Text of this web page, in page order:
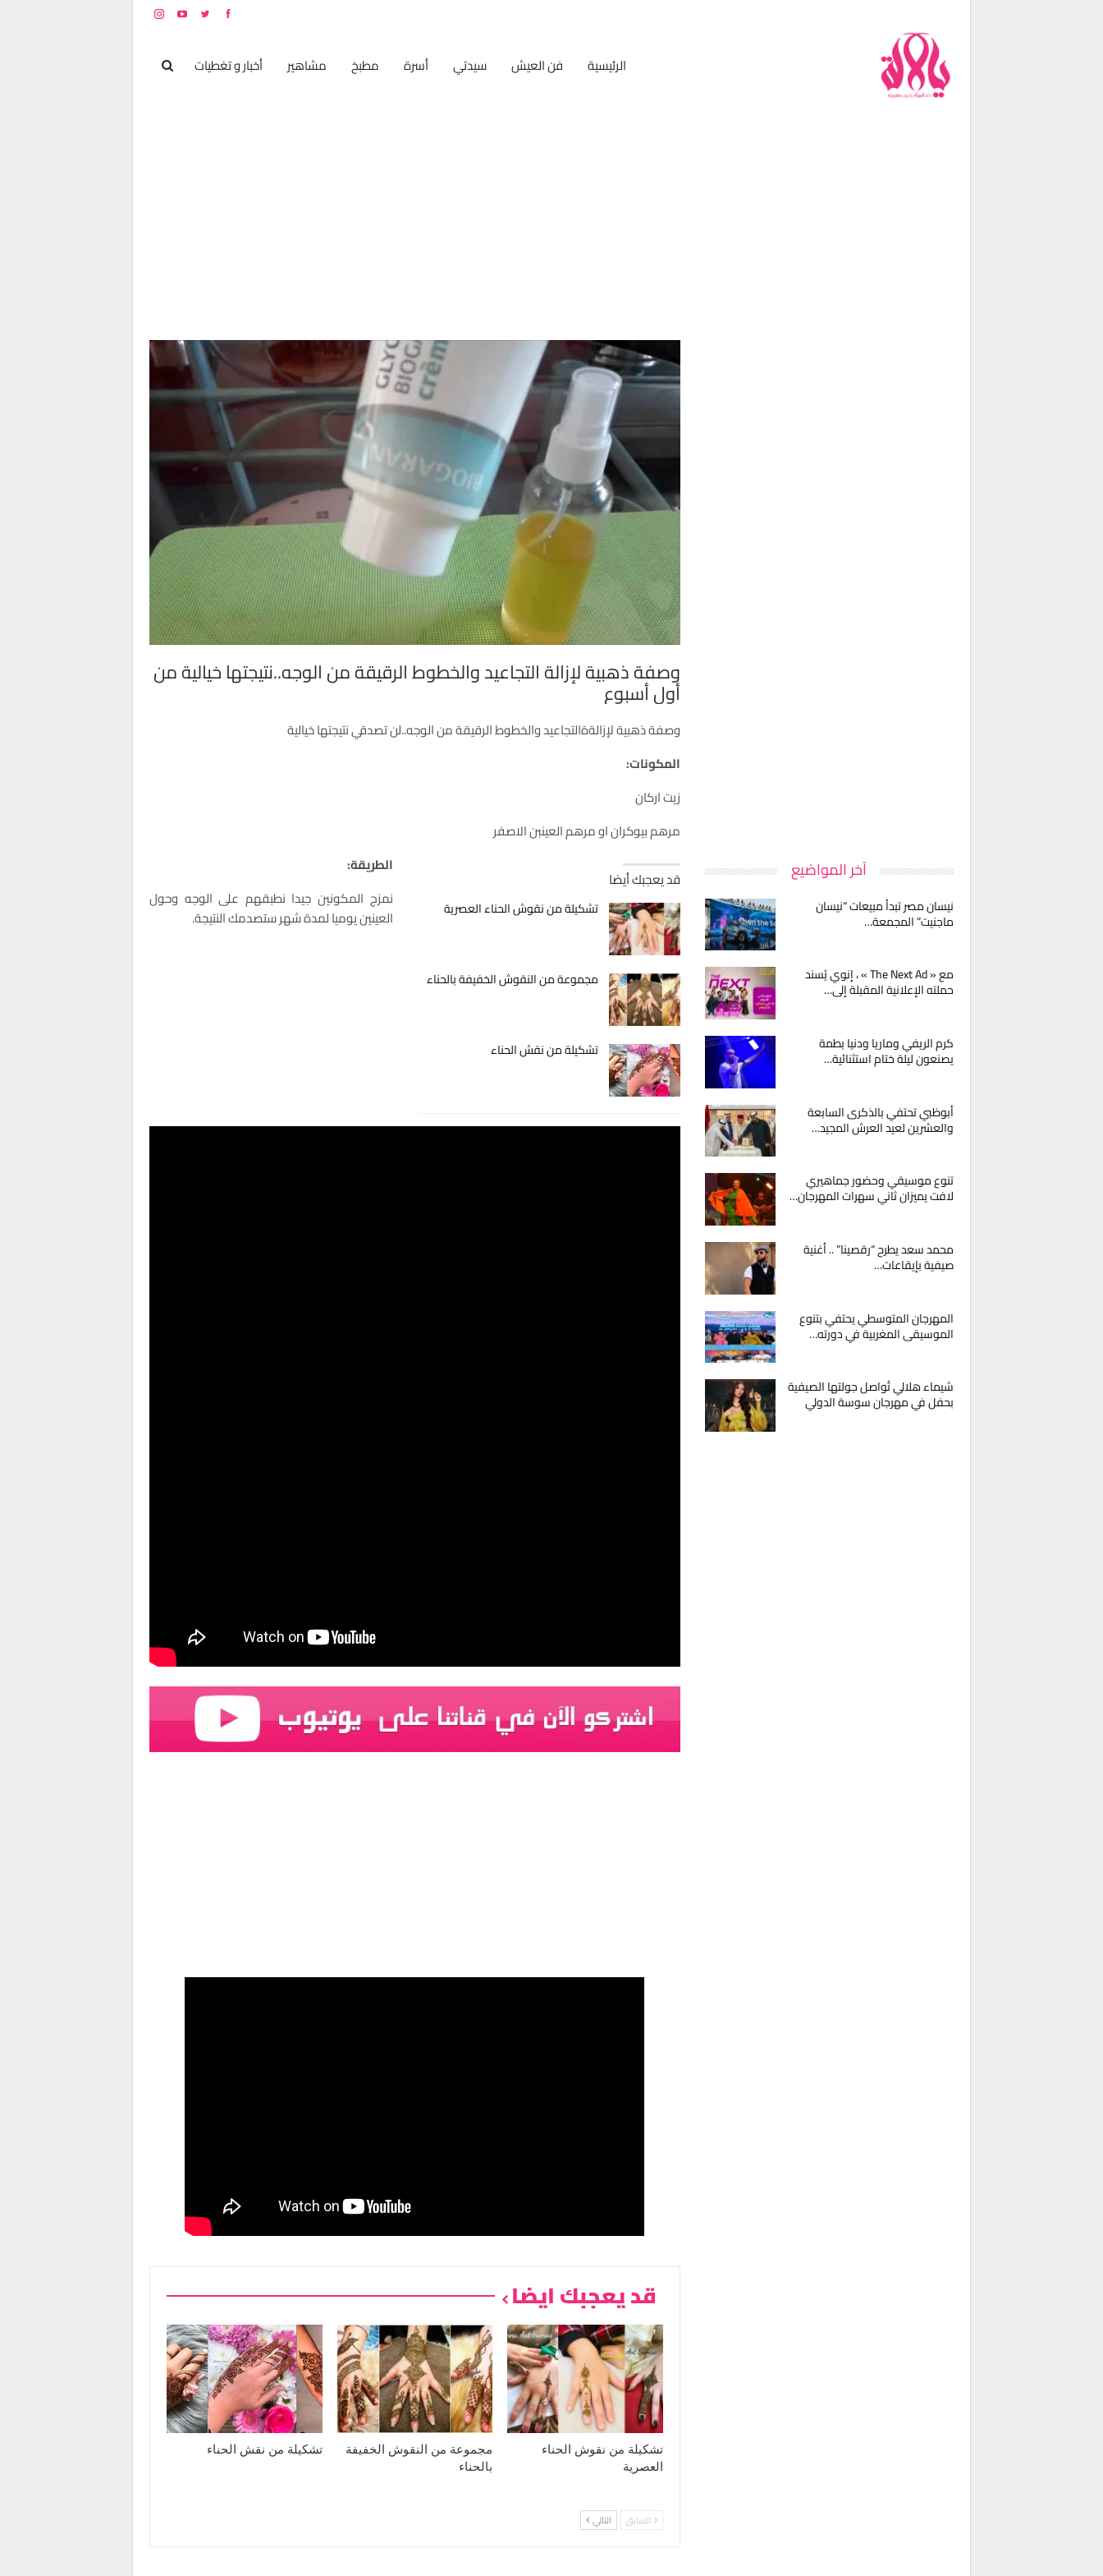
الرئيسية فن العيش سيدتي أسرة مطبخ مشاهير أخبار و تغطيات
وصفة ذهبية لإزالة التجاعيد والخطوط الرقيقة من الوجه..نتيجتها خيالية من
أول أسبوع
وصفة ذهبية لإزالةةالتجاعيد والخطوط الرقيقة من الوجه..لن تصدقي نتيجتها خيالية
المكونات:
زيت اركان
مرهم بيوكران او مرهم العينبن الاصفر
قد يعجبك أيضا
تشكيلة من نقوش الحناء العصرية
مجموعة من النقوش الخفيفة بالحناء
تشكيلة من نقش الحناء
الطريقة:
نمزج المكونين جيدا نطبقهم على الوجه وحول
العينين يوميا لمدة شهر ستصدمك النتيجة.
قد يعجبك ايضا
تشكيلة من نقوش الحناء
العصرية
مجموعة من النقوش الخفيفة
بالحناء
تشكيلة من نقش الحناء
السابق التالي
آخر المواضيع
نيسان مصر تبدأ مبيعات “نيسان
ماجنيت” المجمعة…
مع « The Next Ad » ، إنوي يُسند
حملته الإعلانية المقبلة إلى…
كرم الريفي وماريا ودنيا بطمة
يصنعون ليلة ختام استثنائية…
أبوظبي تحتفي بالذكرى السابعة
والعشرين لعيد العرش المجيد…
تنوع موسيقي وحضور جماهيري
لافت يميزان ثاني سهرات المهرجان…
محمد سعد يطرح “رقصينا” .. أغنية
صيفية بإيقاعات…
المهرجان المتوسطي يحتفي بتنوع
الموسيقى المغربية في دورته…
شيماء هلالي تُواصل جولتها الصيفية
بحفل في مهرجان سوسة الدولي